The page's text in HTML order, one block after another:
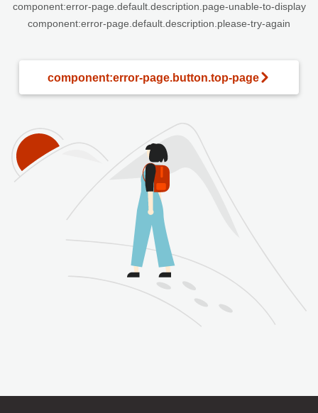
component:error-page.default.description.page-unable-to-display
component:error-page.default.description.please-try-again
component:error-page.button.top-page